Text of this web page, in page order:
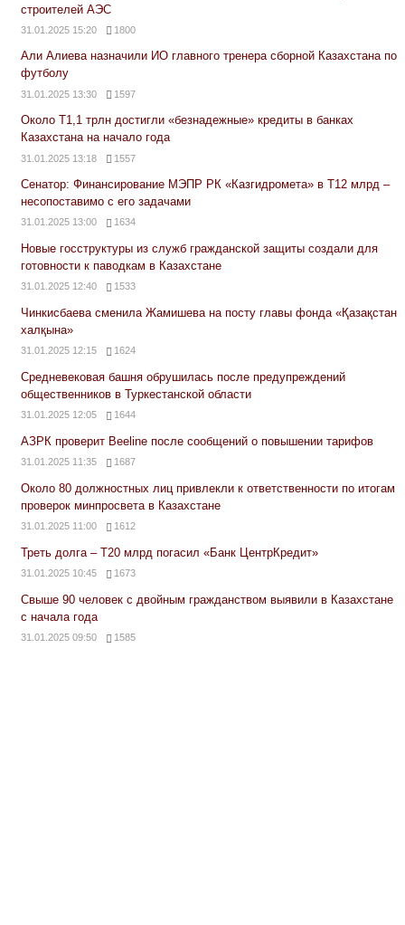
строителей АЭС
31.01.2025 15:20 1800
Али Алиева назначили ИО главного тренера сборной Казахстана по
футболу
31.01.2025 13:30 1597
Около Т1,1 трлн достигли «безнадежные» кредиты в банках
Казахстана на начало года
31.01.2025 13:18 1557
Сенатор: Финансирование МЭПР РК «Казгидромета» в Т12 млрд –
несопоставимо с его задачами
31.01.2025 13:00 1634
Новые госструктуры из служб гражданской защиты создали для
готовности к паводкам в Казахстане
31.01.2025 12:40 1533
Чинкисбаева сменила Жамишева на посту главы фонда «Қазақстан
халқына»
31.01.2025 12:15 1624
Средневековая башня обрушилась после предупреждений
общественников в Туркестанской области
31.01.2025 12:05 1644
АЗРК проверит Beeline после сообщений о повышении тарифов
31.01.2025 11:35 1687
Около 80 должностных лиц привлекли к ответственности по итогам
проверок минпросвета в Казахстане
31.01.2025 11:00 1612
Треть долга – Т20 млрд погасил «Банк ЦентрКредит»
31.01.2025 10:45 1673
Свыше 90 человек с двойным гражданством выявили в Казахстане
с начала года
31.01.2025 09:50 1585